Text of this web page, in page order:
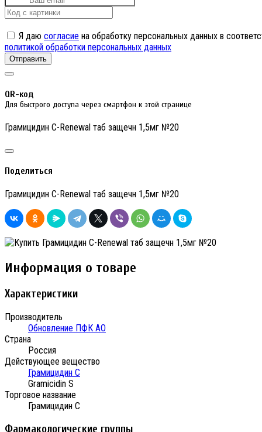
Я даю согласие на обработку персональных данных в
политикой обработки персональных данных
Отправить
QR-код
Для быстрого доступа через смартфон к этой странице
Грамицидин С-Renewal таб защечн 1,5мг №20
Поделиться
Грамицидин С-Renewal таб защечн 1,5мг №20
Информация о товаре
Характеристики
Производитель
Обновление ПФК АО
Страна
Россия
Действующее вещество
Грамицидин С
Gramicidin S
Торговое название
Грамицидин С
Фармакологические группы